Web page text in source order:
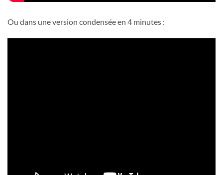
Ou dans une version condensée en 4 minutes :